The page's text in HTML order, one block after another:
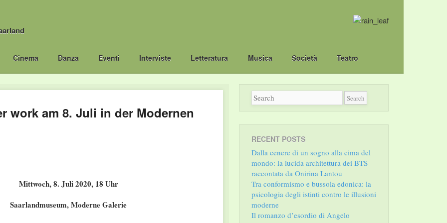
Cinema Danza Eventi Interviste Letteratura Musica Società Teatro
work am 8. Juli in der Modernen
Mittwoch, 8. Juli 2020, 18 Uhr
Saarlandmuseum, Moderne Galerie
RECENT POSTS
Dalla cenere di un sogno alla cima del
mondo: la lucida architettura dei BTS
raccontata da Onirina Lantou
Tra conformismo e bussola edonica: la
psicologia degli istinti contro le illusioni
moderne
Il romanzo d’esordio di Angelo